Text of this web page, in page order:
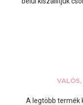
A legtöbb termék